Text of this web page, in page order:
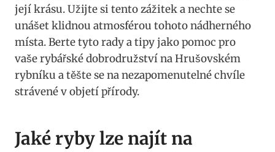
její krásu. Užijte si tento zážitek a nechte se
unášet klidnou atmosférou tohoto nádherného
místa. Berte tyto rady a tipy jako pomoc pro
vaše rybářské dobrodružství na Hrušovském
rybníku a těšte se na nezapomenutelné chvíle
strávené v objetí přírody.
Jaké ryby lze najít na